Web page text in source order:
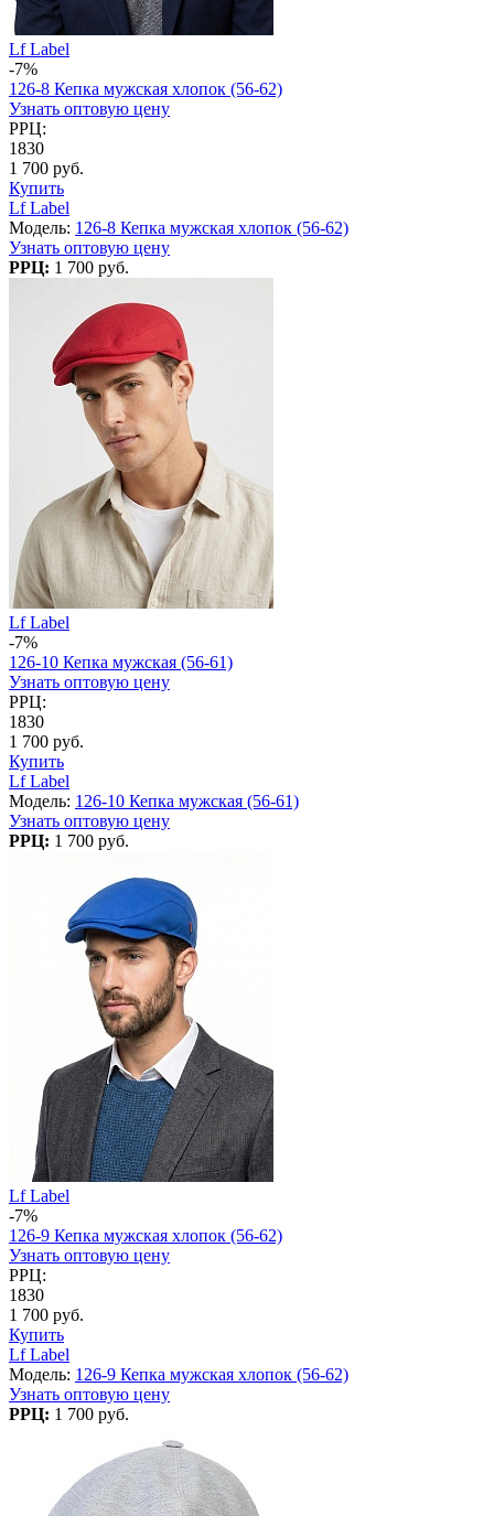
Lf Label
-7%
126-8 Кепка мужская хлопок (56-62)
Узнать оптовую цену
РРЦ:
1830
1 700 руб.
Купить
Lf Label
Модель: 126-8 Кепка мужская хлопок (56-62)
Узнать оптовую цену
РРЦ: 1 700 руб.
Lf Label
-7%
126-10 Кепка мужская (56-61)
Узнать оптовую цену
РРЦ:
1830
1 700 руб.
Купить
Lf Label
Модель: 126-10 Кепка мужская (56-61)
Узнать оптовую цену
РРЦ: 1 700 руб.
Lf Label
-7%
126-9 Кепка мужская хлопок (56-62)
Узнать оптовую цену
РРЦ:
1830
1 700 руб.
Купить
Lf Label
Модель: 126-9 Кепка мужская хлопок (56-62)
Узнать оптовую цену
РРЦ: 1 700 руб.